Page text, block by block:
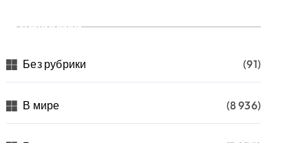
Рубрики
Без рубрики (91)
В мире (8 936)